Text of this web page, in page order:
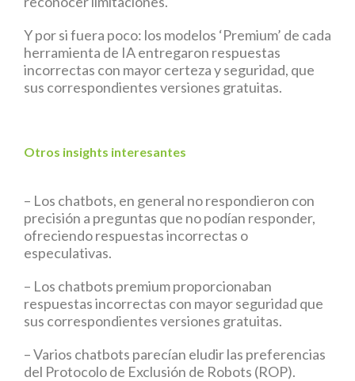
Y por si fuera poco: los modelos ‘Premium’ de cada
herramienta de IA entregaron respuestas
incorrectas con mayor certeza y seguridad, que
sus correspondientes versiones gratuitas.
Otros insights interesantes
– Los chatbots, en general no respondieron con
precisión a preguntas que no podían responder,
ofreciendo respuestas incorrectas o
especulativas.
– Los chatbots premium proporcionaban
respuestas incorrectas con mayor seguridad que
sus correspondientes versiones gratuitas.
– Varios chatbots parecían eludir las preferencias
del Protocolo de Exclusión de Robots (ROP).